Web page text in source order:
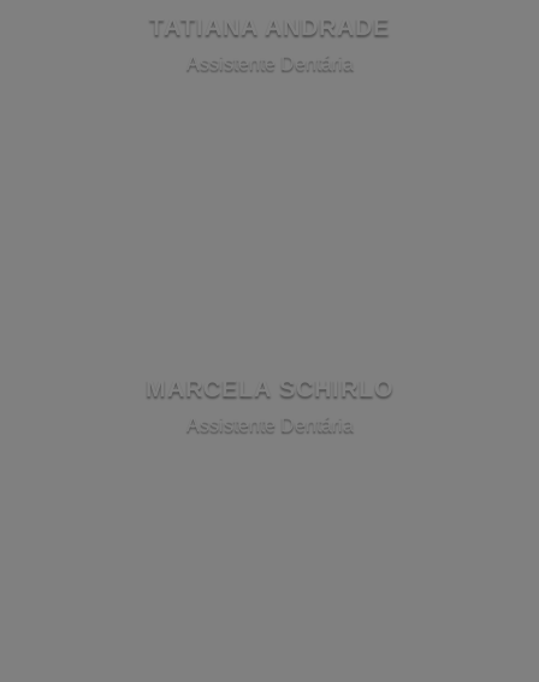
TATIANA ANDRADE
Assistente Dentária
MARCELA SCHIRLO
Assistente Dentária